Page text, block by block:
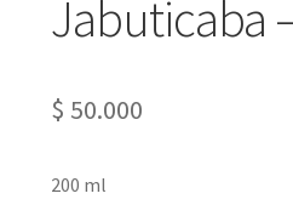
Jabuticaba
$ 50.000
200 ml